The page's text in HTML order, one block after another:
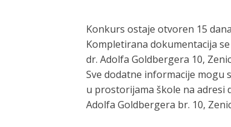
Konkurs ostaje otvoren 15
Kompletirana dokumentacija
dr. Adolfa Goldbergera 10,
Sve dodatne informacije mogu
u prostorijama škole na adresi
Adolfa Goldbergera br. 10,